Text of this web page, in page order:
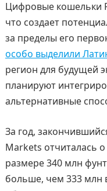
Цифровые кошельки
что создает
за пределы его
особо выделили
регион для будущей
планируют
альтернативные
За год,
Markets отчиталась
размере 340 млн
больше, чем 333 млн